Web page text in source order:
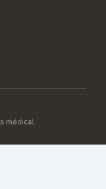
médical.